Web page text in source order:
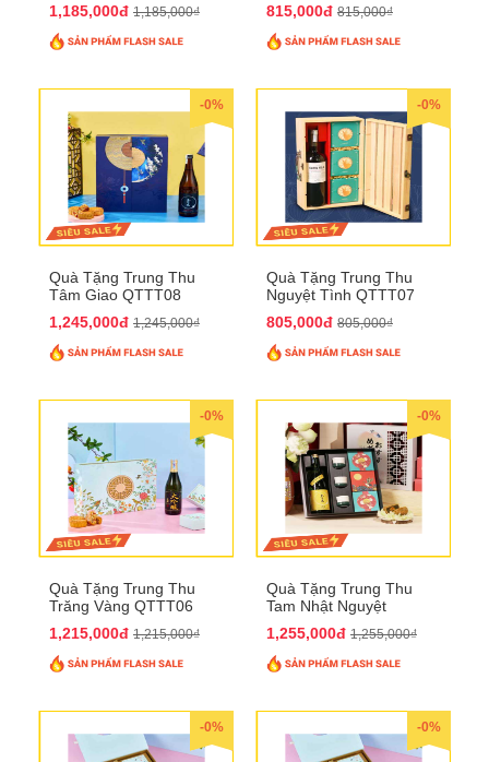
1,185,000đ 1,185,000₫ 815,000đ 815,000₫
-0%
Quà Tặng Trung Thu
Tâm Giao QTTT08
1,245,000đ 1,245,000₫
-0%
Quà Tặng Trung Thu
Nguyệt Tình QTTT07
805,000đ 805,000₫
-0%
Quà Tặng Trung Thu
Trăng Vàng QTTT06
1,215,000đ 1,215,000₫
-0%
Quà Tặng Trung Thu
Tam Nhật Nguyệt
1,255,000đ 1,255,000₫
-0% -0%